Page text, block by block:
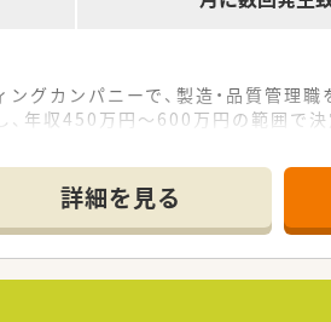
グカンパニーで、製造・品質管理職
年収450万円～600万円の範囲で決
医学を担う意欲ある薬剤師の方を
し、新しい分野に挑戦したいとい
や探究心が強く、冷静に物事を判
詳細を見る